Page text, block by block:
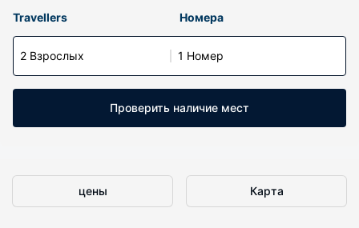
Travellers Номера
2 Взрослых 1 Номер
Проверить наличие мест
цены Карта